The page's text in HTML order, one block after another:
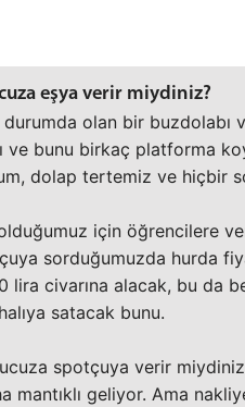
eşya verir miydiniz?
olan bir buzdolabı
ve bunu birkaç platforma
dolap tertemiz ve hiçbir
için öğrencilere
sorduğumuzda hurda
lira civarına alacak, bu da
satacak bunu.
spotçuya verir
mantıklı geliyor. Ama